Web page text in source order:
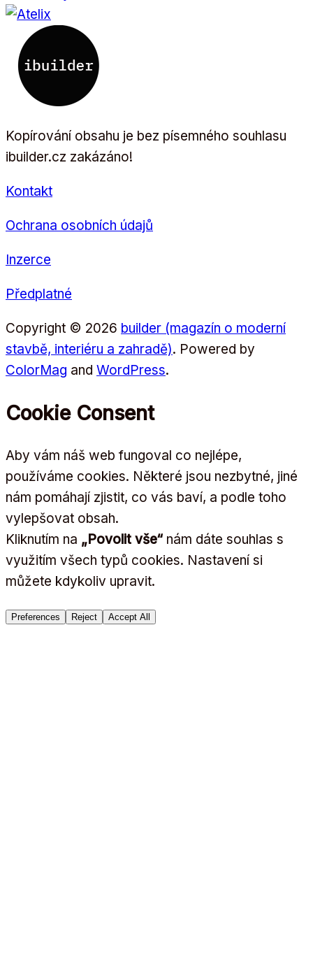
Kopírování obsahu je bez písemného souhlasu
ibuilder.cz zakázáno!
Kontakt
Ochrana osobních údajů
Inzerce
Předplatné
Copyright © 2026 builder (magazín o moderní
stavbě, interiéru a zahradě). Powered by
ColorMag and WordPress.